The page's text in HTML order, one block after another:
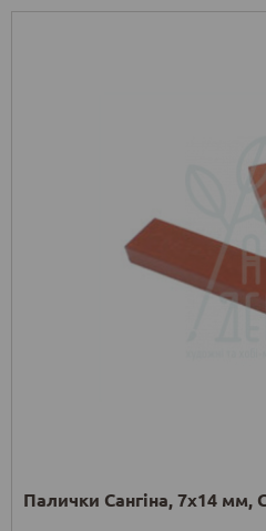
Палички Сангіна, 7x14 мм,